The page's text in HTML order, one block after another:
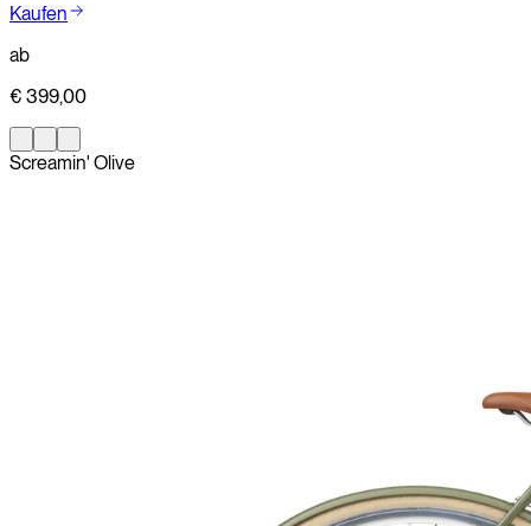
Kaufen
ab
€ 399,00
Screamin' Olive